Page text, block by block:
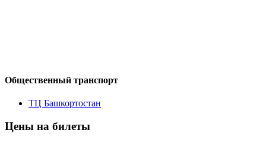
Общественный транспорт
ТЦ Башкортостан
Цены на билеты